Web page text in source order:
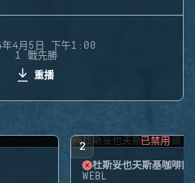
年4月5日 下午1:00
1 戰先勝
重播
2 已禁用
杜斯妥也夫斯基咖啡館
WEBL